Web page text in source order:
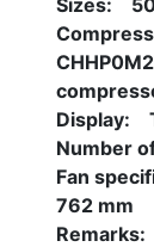
Sizes:
Display:
Number of
Fan
762 mm
Remarks: